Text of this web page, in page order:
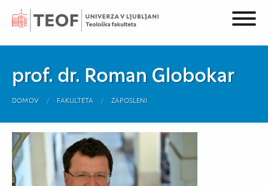
prof. dr. Roman Globokar
DOMOV FAKULTETA ZAPOSLENI